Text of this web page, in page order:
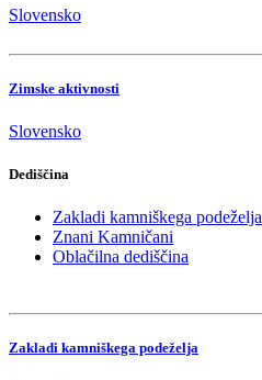
Slovensko
Zimske aktivnosti
Slovensko
Dediščina
Zakladi kamniškega podeželja
Znani Kamničani
Oblačilna dediščina
Zakladi kamniškega podeželja